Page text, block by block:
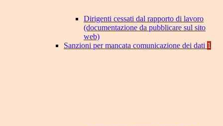
Dirigenti cessati dal rapporto di lavoro
(documentazione da pubblicare sul sito
web)
Sanzioni per mancata comunicazione dei dati 1